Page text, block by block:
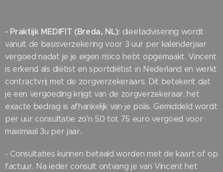
- Praktijk MEDIFIT (Breda, NL): dieetadvisering wordt
vanuit de basisverzekering voor 3 uur per kalenderjaar
vergoed nadat je je eigen risico hebt opgemaakt. Vincent
is erkend als diëtist en sportdiëtist in Nederland en werkt
contractvrij met de zorgverzekeraars. Dit betekent dat
je een vergoeding krijgt van de zorgverzekeraar, het
exacte bedrag is afhankelijk van je polis. Gemiddeld wordt
per uur consultatie zo'n 50 tot 75 euro vergoed voor
maximaal 3u per jaar.
- Consultaties kunnen betaald worden met de kaart of op
factuur. Na ieder consult ontvang je van Vincent het